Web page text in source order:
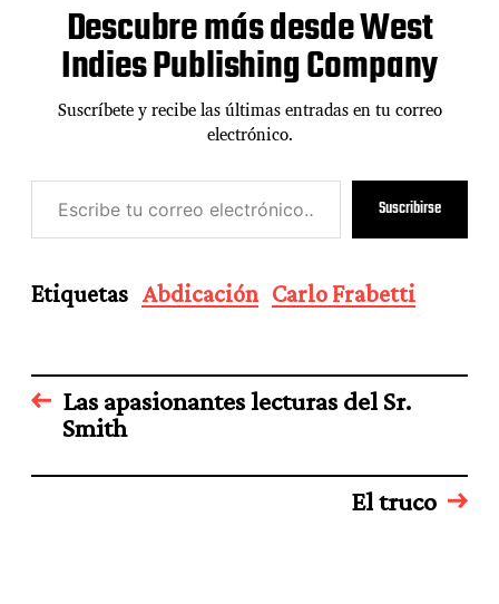
Descubre más desde West
Indies Publishing Company
Suscríbete y recibe las últimas entradas en tu correo
electrónico.
E
c
i
b
u
c
r
Suscribirse
Etiquetas Abdicación Carlo Frabetti
Las apasionantes lecturas del Sr.
Smith
El truco